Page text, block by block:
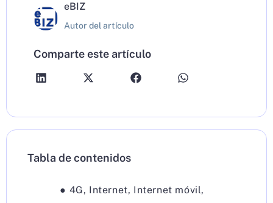
eBIZ
Autor del artículo
Comparte este artículo
Tabla de contenidos
● 4G, Internet, Internet móvil,